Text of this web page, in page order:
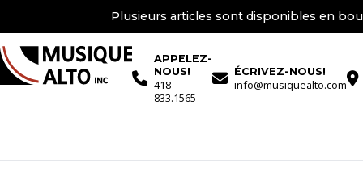
Plusieurs articles sont disponibles en
APPELEZ-
NOUS!
418
833.1565
ÉCRIVEZ-NOUS!
info@musiquealto.com